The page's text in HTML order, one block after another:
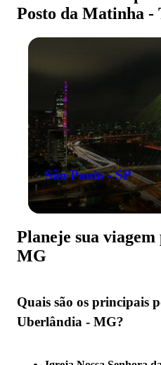
Posto da Matinha
São Paulo - SP
Planeje sua
MG
Quais são os principais
Uberlândia - MG?